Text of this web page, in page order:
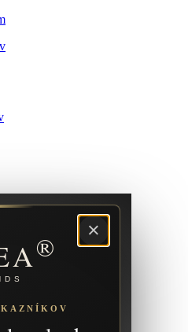
×
®